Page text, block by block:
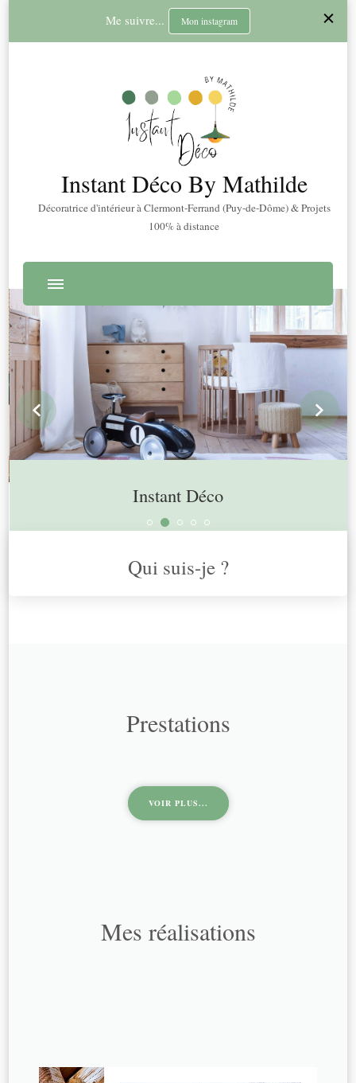
Me suivre... Mon instagram
Instant Déco By Mathilde
Décoratrice d'intérieur à Clermont-Ferrand (Puy-de-Dôme) & Projets
100% à distance
Instant Déco
prev
Qui suis-je ?
Prestations
VOIR PLUS...
Mes réalisations